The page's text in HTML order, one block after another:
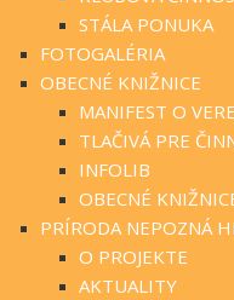
STÁLA PONUKA
FOTOGALÉRIA
OBECNÉ KNIŽNICE
MANIFEST O
TLAČIVÁ PRE
INFOLIB
OBECNÉ
PRÍRODA NEPOZNÁ
O PROJEKTE
AKTUALITY